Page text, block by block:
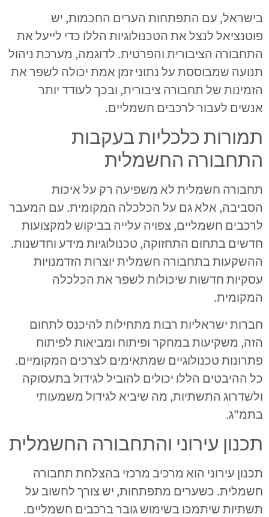
בישראל, עם התפתחות הערים החכמות, יש
פוטנציאל לנצל את הטכנולוגיות הללו כדי לייעל את
התחבורה הציבורית והפרטית. לדוגמה, מערכת ניהול
תנועה שמבוססת על נתוני זמן אמת יכולה לשפר את
הזמינות של תחבורה ציבורית, ובכך לעודד יותר
אנשים לעבור לרכבים חשמליים.
תמורות כלכליות בעקבות
התחבורה החשמלית
תחבורה חשמלית לא משפיעה רק על איכות
הסביבה, אלא גם על הכלכלה המקומית. עם המעבר
לרכבים חשמליים, צפויה עלייה בביקוש למקצועות
חדשים בתחום התחזוקה, טכנולוגיות מידע וחדשנות.
ההשקעות בתחבורה חשמלית יוצרות הזדמנויות
עסקיות חדשות שיכולות לשפר את הכלכלה
המקומית.
חברות ישראליות רבות מתחילות להיכנס לתחום
הזה, משקיעות במחקר ופיתוח ומביאות לפיתוח
פתרונות טכנולוגיים שמתאימים לצרכים המקומיים.
כל ההיבטים הללו יכולים להוביל לגידול בתעסוקה
ולשדרוג התשתיות, מה שיביא לגידול משמעותי
בתמ"ג.
תכנון עירוני והתחבורה החשמלית
תכנון עירוני הוא מרכיב מרכזי בהצלחת תחבורה
חשמלית. כשערים מתפתחות, יש צורך לחשוב על
תשתיות שיתמכו בשימוש גובר ברכבים חשמליים.